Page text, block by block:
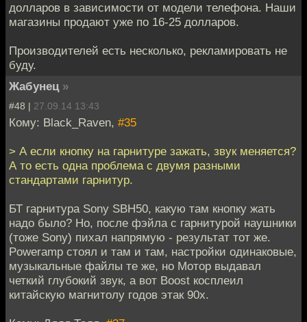
долларов в зависимости от модели телефона. Наши
магазины продают уже по 16-25 долларов.
Производителей есть несколько, рекламировать не
буду.
Жабунец »
#48 | 27.09.14 13:43
Кому: Black_Raven, #35
> А если кнопку на гарнитуре зажать, звук меняется?
А то есть одна проблема с двумя разными
стандартами гарнитур.
БТ гарнитура Sony SBH50, какую там кнопку жать
надо было? Но, после фэйла с гарнитурой наушники
(тоже Sony) пихал напрямую - результат тот же.
Poweramp стоял и там и там, настройки одинаковые,
музыкальные файлы те же, но Мотор выдавал
четкий глубокий звук, а вот Boost косплеил
китайскую магнитолу годов этак 90х.